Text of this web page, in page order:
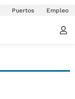
Puertos Empleo